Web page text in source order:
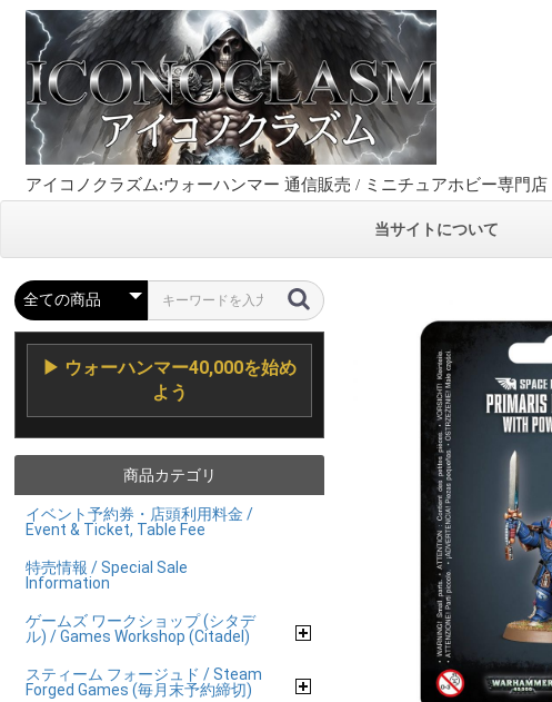
アイコノクラズム:ウォーハンマー 通信販売 / ミニチュアホビー専門店
当サイトについて
▶ ウォーハンマー40,000を始め
よう
商品カテゴリ
イベント予約券・店頭利用料金 /
Event & Ticket, Table Fee
特売情報 / Special Sale
Information
ゲームズ ワークショップ (シタデ
ル) / Games Workshop (Citadel)
スティーム フォージュド / Steam
Forged Games (毎月末予約締切)